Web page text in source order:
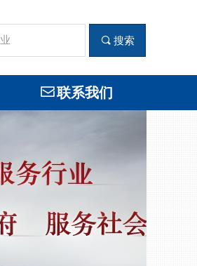
끠 搜索
ꂘ联系我们